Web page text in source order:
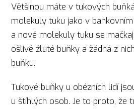
Většinou máte v tukových
molekuly tuku jako v
a nové molekuly tuku se
ošlivé žluté buňky a žádná z
buňku.
Tukové buňky u obézních lidí
u štíhlých osob. Je to proto, že